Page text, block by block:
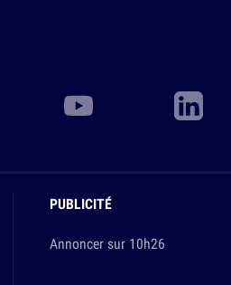
PUBLICITÉ
Annoncer sur 10h26